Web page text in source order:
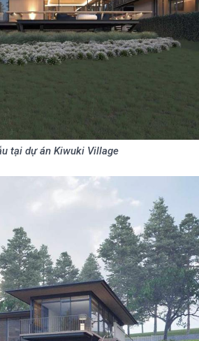
tại dự án Kiwuki Village